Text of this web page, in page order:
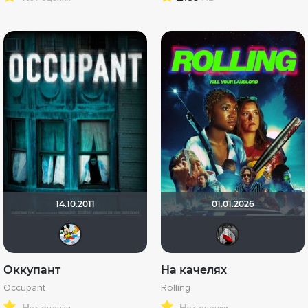
14.10.2011
Оккупант
Occupant
01.01.2026
На качелях
Rolling